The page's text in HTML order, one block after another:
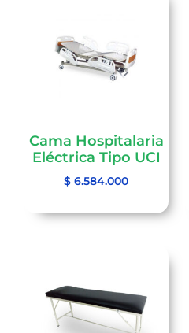
Cama Hospitalaria
Eléctrica Tipo UCI
$ 6.584.000